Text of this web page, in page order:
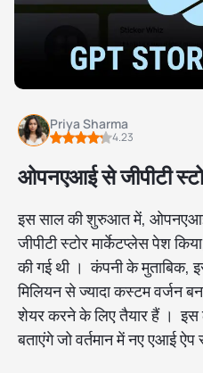
Priya Sharma
4.23
ओपनएआई से जीपीटी
इस साल की शुरुआत में, ओपनएआई
जीपीटी स्टोर मार्केटप्लेस पेश
की गई थी । कंपनी के मुताबिक,
मिलियन से ज्यादा कस्टम वर्जन
शेयर करने के लिए तैयार हैं ।
बताएंगे जो वर्तमान में नए एआई ऐप